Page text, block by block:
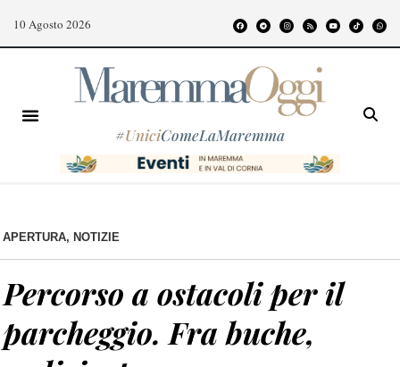
10 Agosto 2026
#UniciComeLaMaremma
APERTURA, NOTIZIE
Percorso a ostacoli per il
parcheggio. Fra buche,